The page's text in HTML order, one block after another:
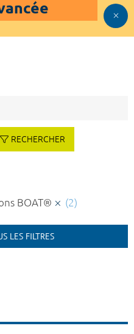
RECHERCHER
BOAT® (2)
LES FILTRES